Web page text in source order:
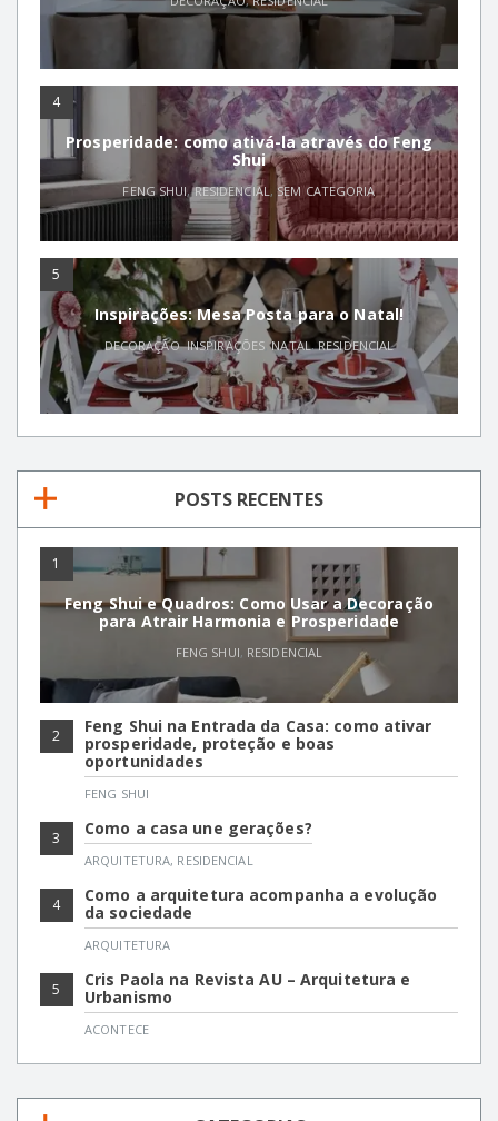
4
Prosperidade: como ativá-la através do Feng
Shui
FENG SHUI,RESIDENCIAL ,SEM CATEGORIA
5
Inspirações: Mesa Posta para o Natal!
DECORAÇÃO,INSPIRAÇÕES ,NATAL,RESIDENCIAL
POSTS RECENTES
1
Feng Shui e Quadros: Como Usar a Decoração
para Atrair Harmonia e Prosperidade
FENG SHUI, RESIDENCIAL
2
Feng Shui na Entrada da Casa: como ativar
prosperidade, proteção e boas
oportunidades
FENG SHUI
3 Como a casa une gerações?
ARQUITETURA, RESIDENCIAL
4
Como a arquitetura acompanha a evolução
da sociedade
ARQUITETURA
5
Cris Paola na Revista AU – Arquitetura e
Urbanismo
ACONTECE